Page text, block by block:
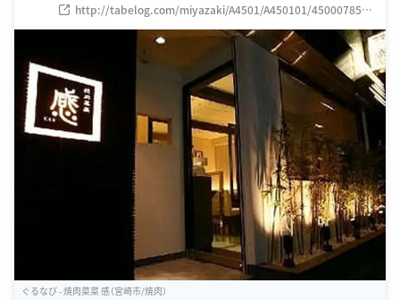
http://tabelog.com/miyazaki/A4501/A450101/45000785/#
title-rstdata
ぐるなび - 焼肉菜菜 感（宮崎市/焼肉）